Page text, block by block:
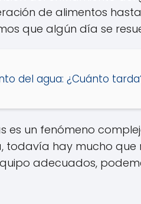
de alimentos
que algún día se
del agua: ¿Cuánto
es un fenómeno
todavía hay mucho
adecuados,